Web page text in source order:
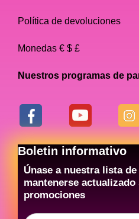
Política de devoluciones
Monedas € $ £
Nuestros programas de
Boletin informativo
Únase a nuestra lista
mantenerse
promociones